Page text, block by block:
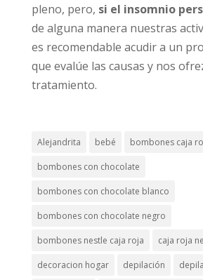
pleno, pero, si el insomnio
de alguna manera nuestras
es recomendable acudir a un
que evalúe las causas y nos
tratamiento.
Alejandrita bebé bombones caja
bombones con chocolate
bombones con chocolate blanco
bombones con chocolate negro
bombones nestle caja roja caja roja
decoracion hogar depilación